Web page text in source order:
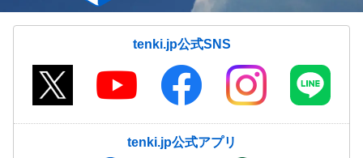
tenki.jp公式SNS
tenki.jp公式アプリ